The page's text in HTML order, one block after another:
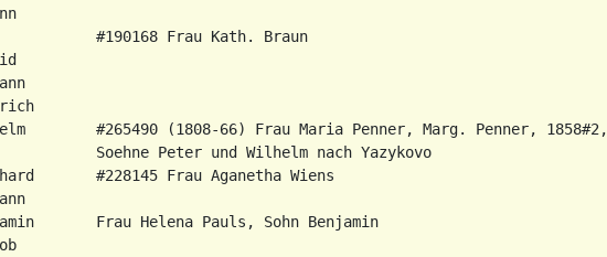
#190168 Frau Kath. Braun
#265490 (1808-66) Frau Maria Penner, Marg. Penner, 1858#2,
Soehne Peter und Wilhelm nach Yazykovo
#228145 Frau Aganetha Wiens
Frau Helena Pauls, Sohn Benjamin